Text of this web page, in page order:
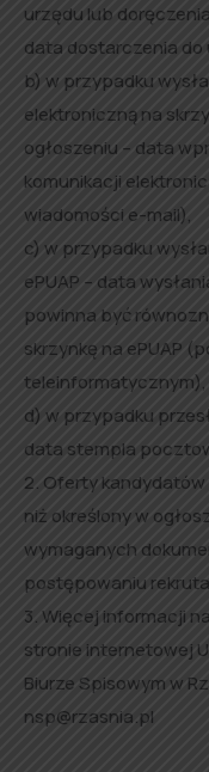
urzędu lub
data dostarczenia do
b) w przypadku
elektroniczną na
ogłoszeniu – data
komunikacji
wiadomości e-mail),
c) w przypadku
ePUAP – data
powinna być
skrzynkę na ePUAP
teleinformatycznym),
d) w przypadku
data stempla
2. Oferty
niż określony w
wymaganych
postępowaniu
3. Więcej informacji
stronie internetowej
Biurze Spisowym w
nsp@rzasnia.pl